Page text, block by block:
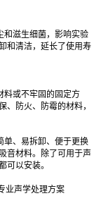
和滋生细菌，影响实验
和清洁，延长了使用寿
料或不牢固的固定方
、防火、防霉的材料，
单、易拆卸、便于更换
音材料。除了可用于声
可以安装。
业声学处理方案